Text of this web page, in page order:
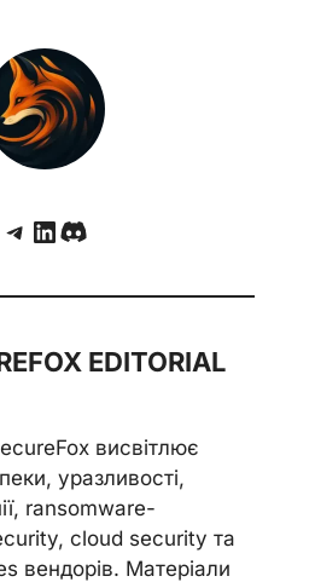
Telegram
LinkedIn
Discord
EDITORIAL
висвітлює
уразливості,
ransomware-
cloud security та
вендорів. Матеріали